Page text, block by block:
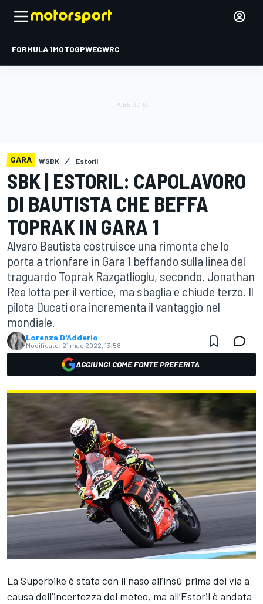
FORMULA 1MOTOGPWECWRC
GARA WSBK Estoril
SBK | ESTORIL: CAPOLAVORO
DI BAUTISTA CHE BEFFA
TOPRAK IN GARA 1
Alvaro Bautista costruisce una rimonta che lo
porta a trionfare in Gara 1 beffando sulla linea del
traguardo Toprak Razgatlioglu, secondo. Jonathan
Rea lotta per il vertice, ma sbaglia e chiude terzo. Il
pilota Ducati ora incrementa il vantaggio nel
mondiale.
Lorenza D'Adderio
Modificato: 21 mag 2022, 13:58
AGGIUNGI COME FONTE PREFERITA
La Superbike è stata con il naso all’insù prima del via a
causa dell’incertezza del meteo, ma all’Estoril è andata